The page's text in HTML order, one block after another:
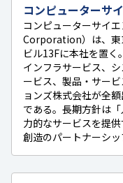
コンピューターサ
コンピューターサイ
Corporation）は、東
ビル13Fに本社を置
インフラサービス、
ービス、製品・サー
ョンズ株式会社が全
である。長期方針は
力的なサービスを提
創造のパートナーシ